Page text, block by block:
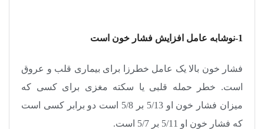
1-نوشابه عامل افزایش فشار خون است
فشار خون بالا یک عامل خطرزا برای بیماری قلب و عروق
است. خطر حمله قلبی یا سکته مغزی برای کسی که
میزان فشار خون او 5/13 بر 5/8 است دو برابر کسی است
که فشار خون او 5/11 بر 5/7 است
.